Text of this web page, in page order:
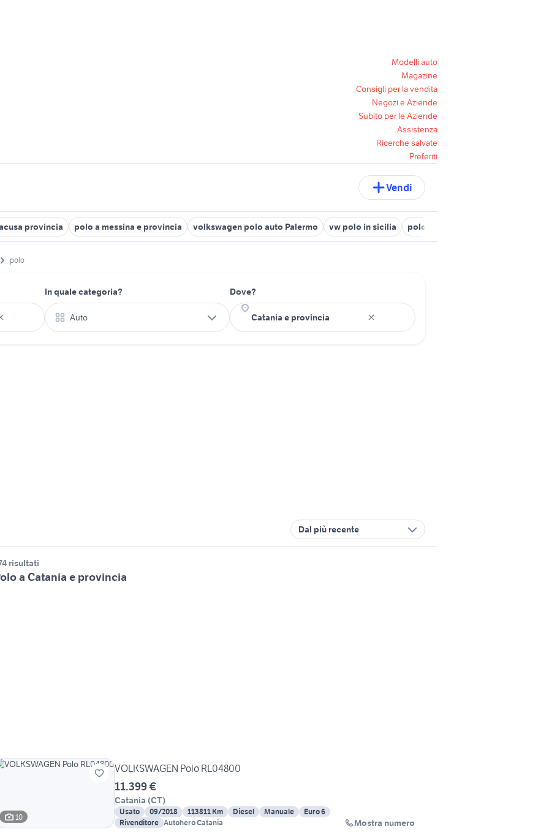
Modelli auto
Magazine
Consigli per la vendita
Negozi e Aziende
Subito per le Aziende
Assistenza
Ricerche salvate
Preferiti
Vendi
provincia polo a messina e provincia volkswagen polo auto Palermo vw polo in sicilia polo auto Ragusa provincia
polo
In quale categoria?
Auto
Dove?
Dal più recente
risultati
a Catania e provincia
10
VOLKSWAGEN Polo RL04800
11.399 €
Catania (CT)
Usato 09/2018 113811 Km Diesel Manuale
Euro 6
Rivenditore Autohero Catania Mostra numero